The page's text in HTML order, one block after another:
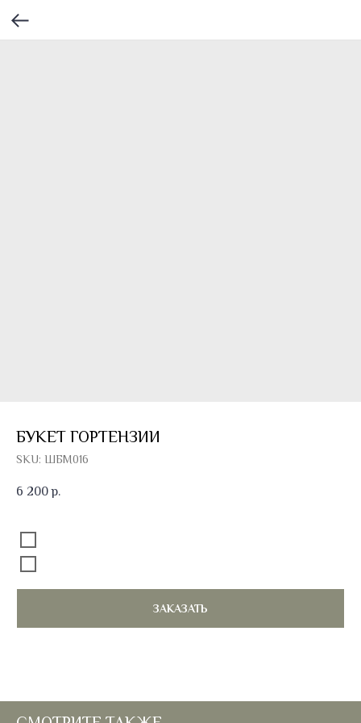
БУКЕТ ГОРТЕНЗИИ
SKU: ШБМ016
6 200 р.
ЗАКАЗАТЬ